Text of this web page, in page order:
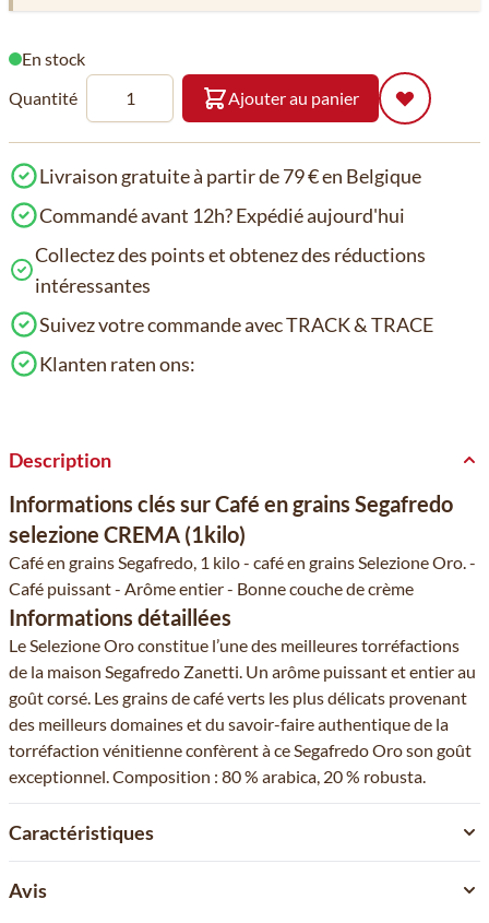
En stock
Quantité
Ajouter au panier
Livraison gratuite à partir de 79 € en Belgique
Commandé avant 12h? Expédié aujourd'hui
Collectez des points et obtenez des réductions
intéressantes
Suivez votre commande avec TRACK & TRACE
Klanten raten ons:
Description
Informations clés sur Café en grains Segafredo
selezione CREMA (1kilo)
Café en grains Segafredo, 1 kilo - café en grains Selezione Oro. -
Café puissant - Arôme entier - Bonne couche de crème
Informations détaillées
Le Selezione Oro constitue l’une des meilleures torréfactions
de la maison Segafredo Zanetti. Un arôme puissant et entier au
goût corsé. Les grains de café verts les plus délicats provenant
des meilleurs domaines et du savoir-faire authentique de la
torréfaction vénitienne confèrent à ce Segafredo Oro son goût
exceptionnel. Composition : 80 % arabica, 20 % robusta.
Caractéristiques
Avis